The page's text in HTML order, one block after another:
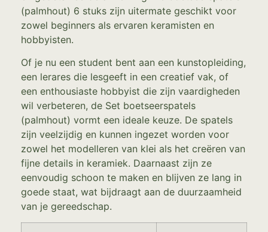
(palmhout) 6 stuks zijn uitermate geschikt voor
zowel beginners als ervaren keramisten en
hobbyisten.
Of je nu een student bent aan een kunstopleiding,
een lerares die lesgeeft in een creatief vak, of
een enthousiaste hobbyist die zijn vaardigheden
wil verbeteren, de Set boetseerspatels
(palmhout) vormt een ideale keuze. De spatels
zijn veelzijdig en kunnen ingezet worden voor
zowel het modelleren van klei als het creëren van
fijne details in keramiek. Daarnaast zijn ze
eenvoudig schoon te maken en blijven ze lang in
goede staat, wat bijdraagt aan de duurzaamheid
van je gereedschap.